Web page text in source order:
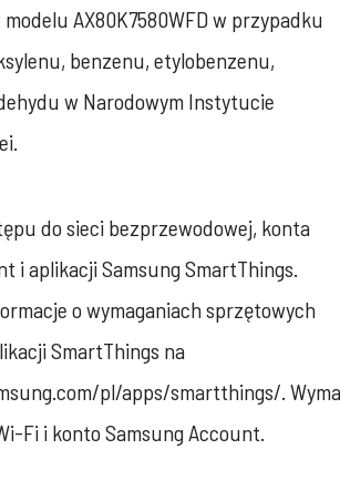
AX80K7580WFD w przypadku
benzenu, etylobenzenu,
w Narodowym Instytucie
do sieci bezprzewodowej, konta
i aplikacji Samsung SmartThings.
o wymaganiach sprzętowych
SmartThings na
pl/apps/smartthings/.
Fi i konto Samsung Account.